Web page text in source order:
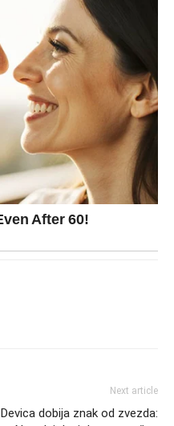
Next article
Devica dobija znak od zvezda: